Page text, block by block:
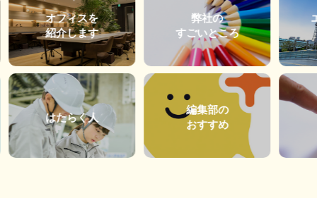
オフィスを
紹介します
はたらく人
弊社の
すごいところ
編集部の
おすすめ